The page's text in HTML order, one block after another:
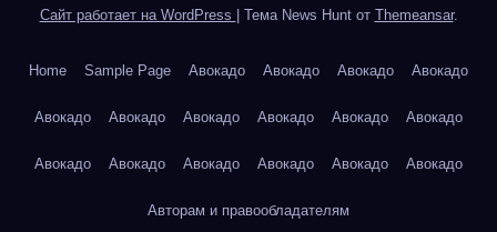
Сайт работает на WordPress Тема News Hunt от Themeansar.
Home Sample Page Авокадо Авокадо Авокадо Авокадо
Авокадо Авокадо Авокадо Авокадо Авокадо Авокадо
Авокадо Авокадо Авокадо Авокадо Авокадо Авокадо
Авторам и правообладателям